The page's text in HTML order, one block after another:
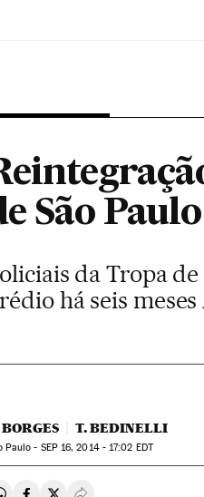
São Paulo
da Tropa
há seis
T. BEDINELLI
Paulo - SEP16, 2014 - 17:02 EDT